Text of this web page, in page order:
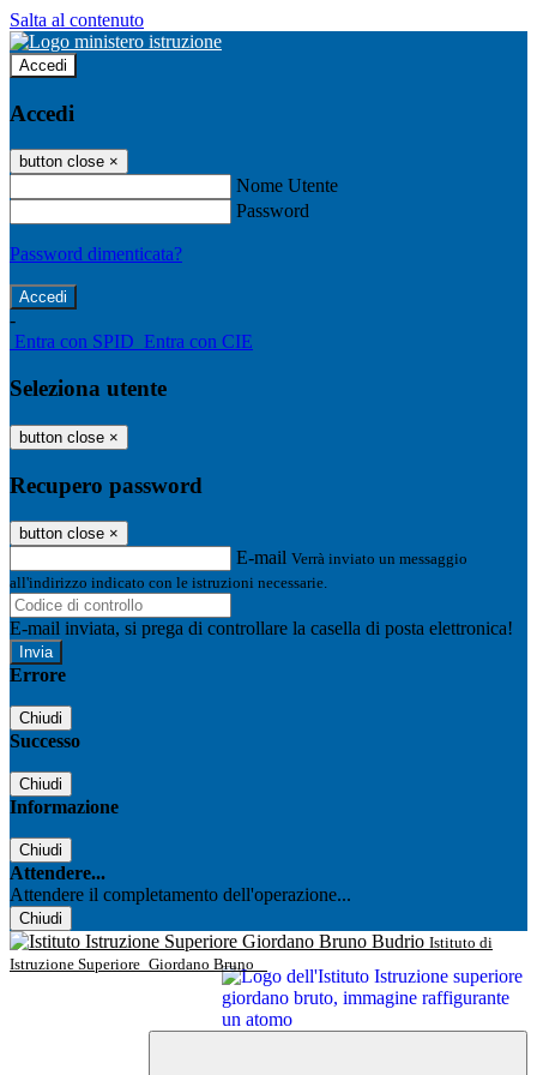
Salta al contenuto
Accedi
Accedi
button close ×
Nome Utente
Password
Password dimenticata?
-
Entra con SPID Entra con CIE
Seleziona utente
button close ×
Recupero password
button close ×
E-mail Verrà inviato un messaggio
all'indirizzo indicato con le istruzioni necessarie.
E-mail inviata, si prega di controllare la casella di posta elettronica!
Errore
Chiudi
Successo
Chiudi
Informazione
Chiudi
Attendere...
Attendere il completamento dell'operazione...
Chiudi
Istituto di
Istruzione Superiore Giordano Bruno